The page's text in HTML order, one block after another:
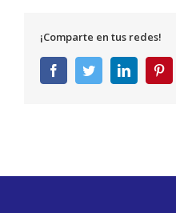
¡Comparte en tus redes!
FacebookTwitterLinkedIn